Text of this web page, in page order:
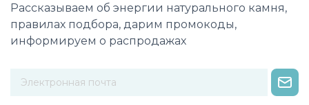
Рассказываем об энергии натурального камня,
правилах подбора, дарим промокоды,
информируем о распродажах